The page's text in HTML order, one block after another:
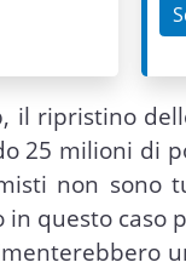
il ripristino
25 milioni di
non sono
questo caso